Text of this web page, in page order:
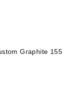
Graphite 155